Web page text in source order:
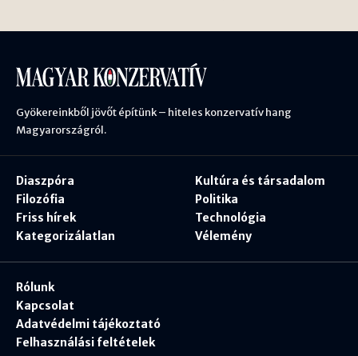
Gyökereinkből jövőt építünk – hiteles konzervatív hang
Magyarországról.
Diaszpóra
Filozófia
Friss hírek
Kategorizálatlan
Kultúra és társadalom
Politika
Technológia
Vélemény
Rólunk
Kapcsolat
Adatvédelmi tájékoztató
Felhasználási feltételek